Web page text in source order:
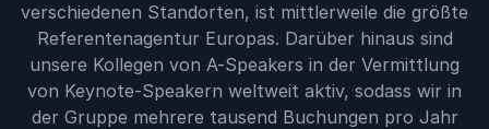
verschiedenen Standorten, ist mittlerweile die größte
Referentenagentur Europas. Darüber hinaus sind
unsere Kollegen von A-Speakers in der Vermittlung
von Keynote-Speakern weltweit aktiv, sodass wir in
der Gruppe mehrere tausend Buchungen pro Jahr